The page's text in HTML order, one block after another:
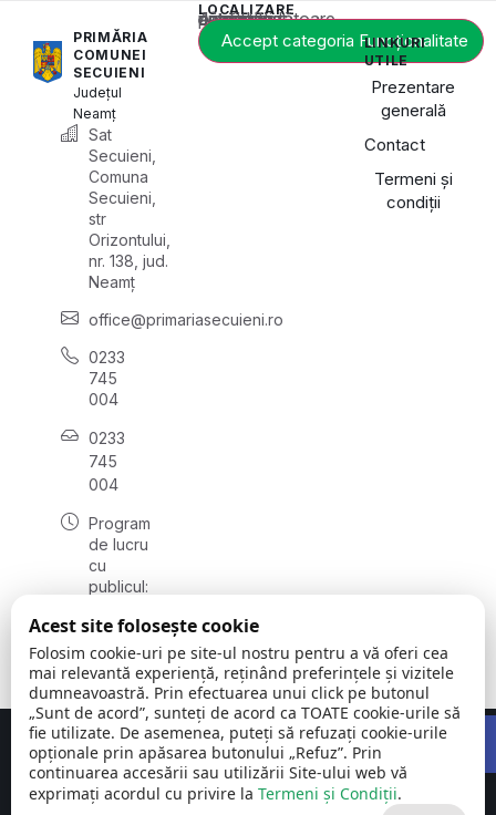
PRIMĂRIA
COMUNEI
SECUIENI
Județul
Neamț
Sat
Secuieni,
Comuna
Secuieni,
str
Orizontului,
nr. 138, jud.
Neamț
office@primariasecuieni.ro
0233
745
004
0233
745
004
Program
de lucru
cu
publicul:
vineri
08:00 -
16:00
LOCALIZARE
Acest conținut este blocat până când acceptați categoria corespunzătoare de cookie-uri.
Accept categoria Funcționalitate
LINKURI
UTILE
Prezentare
generală
Contact
Termeni și
condiții
Comuna
©
Toate
Concept realizat deBig Media Relații Publice SRL
Acest site folosește cookie
Folosim cookie-uri pe site-ul nostru pentru a vă oferi cea
mai relevantă experiență, reținând preferințele și vizitele
dumneavoastră. Prin efectuarea unui click pe butonul
„Sunt de acord”, sunteți de acord ca TOATE cookie-urile să
fie utilizate. De asemenea, puteți să refuzați cookie-urile
opționale prin apăsarea butonului „Refuz”. Prin
continuarea accesării sau utilizării Site-ului web vă
exprimați acordul cu privire la Termeni și Condiții.